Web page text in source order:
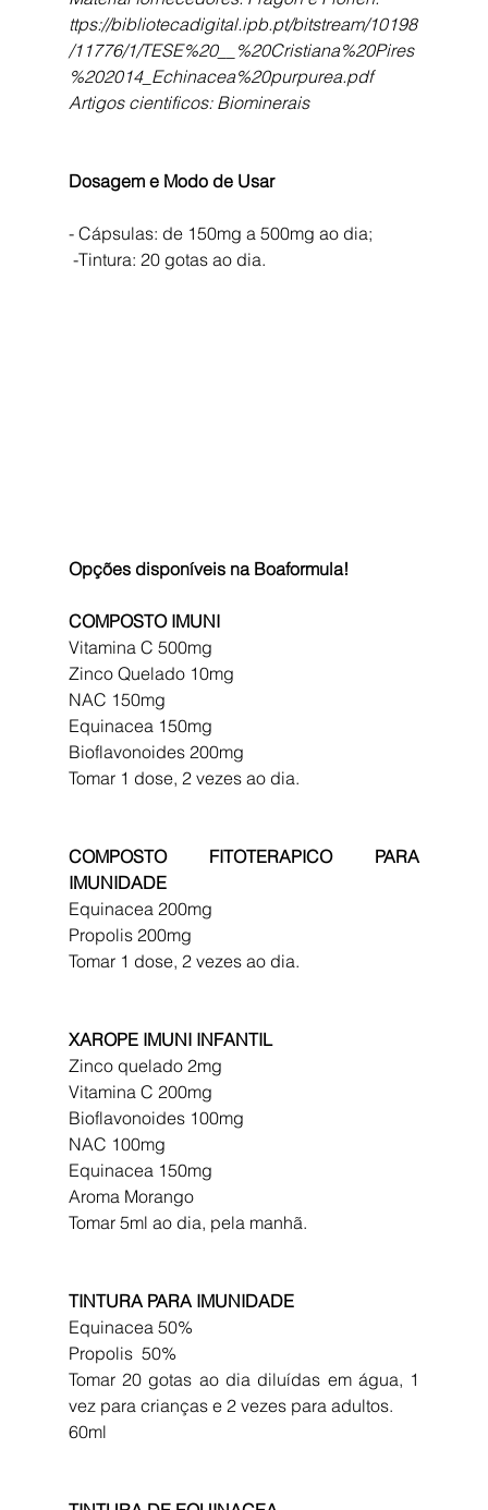
ttps://bibliotecadigital.ipb.pt/bitstream/10198
/11776/1/TESE%20__%20Cristiana%20Pires
%202014_Echinacea%20purpurea.pdf
Artigos cientificos: Biominerais
Dosagem e Modo de Usar
- Cápsulas: de 150mg a 500mg ao dia;
-Tintura: 20 gotas ao dia.
Opções disponíveis na Boaformula!
COMPOSTO IMUNI
Vitamina C 500mg
Zinco Quelado 10mg
NAC 150mg
Equinacea 150mg
Bioflavonoides 200mg
Tomar 1 dose, 2 vezes ao dia.
COMPOSTO FITOTERAPICO PARA
IMUNIDADE
Equinacea 200mg
Propolis 200mg
Tomar 1 dose, 2 vezes ao dia.
XAROPE IMUNI INFANTIL
Zinco quelado 2mg
Vitamina C 200mg
Bioflavonoides 100mg
NAC 100mg
Equinacea 150mg
Aroma Morango
Tomar 5ml ao dia, pela manhã.
TINTURA PARA IMUNIDADE
Equinacea 50%
Propolis  50%
Tomar 20 gotas ao dia diluídas em água, 1
vez para crianças e 2 vezes para adultos.
60ml